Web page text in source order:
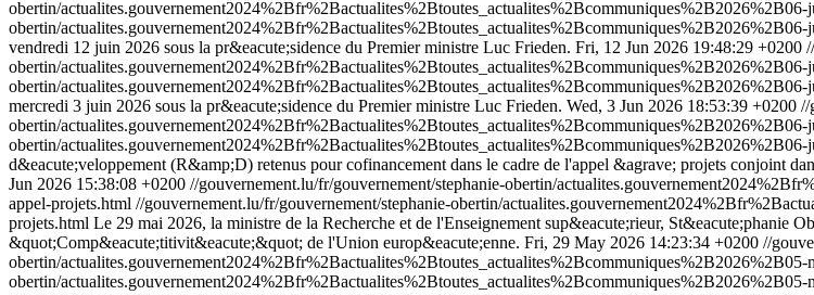
obertin/
obertin/
vendredi 12 juin 2026 sous la pr&eacute;sidence du Premier ministre Luc Frieden. Fri, 12 Jun 2026 19:48:29 +0200
obertin/
obertin/
mercredi 3 juin 2026 sous la pr&eacute;sidence du Premier ministre Luc Frieden. Wed, 3 Jun 2026 18:53:39 +0200 //
obertin/
obertin/
d&eacute;veloppement (R&amp;D) retenus pour cofinancement dans le cadre de l'appel &agrave; projets conjoint
Jun 2026 15:38:08 +0200 //gouvernement.lu/fr/gouvernement/stephanie-obertin/
appel-projets.html //gouvernement.lu/fr/gouvernement/stephanie-obertin/
projets.html Le 29 mai 2026, la ministre de la Recherche et de l'Enseignement sup&eacute;rieur,
&quot;Comp&eacute;titivit&eacute;&quot; de l'Union europ&eacute;enne. Fri, 29 May 2026 14:23:34 +0200 //
obertin/
obertin/